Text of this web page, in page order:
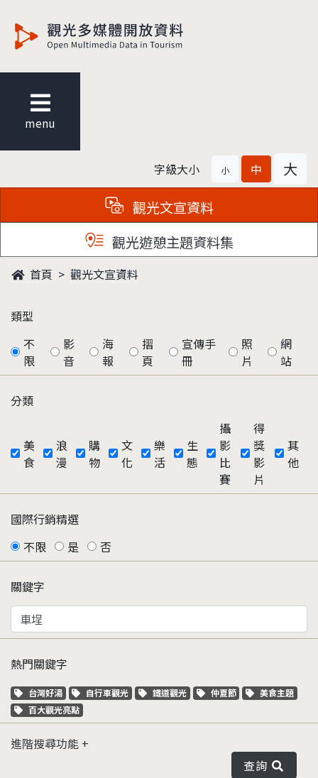
menu
字級大小 小 中 大
觀光文宣資料
觀光遊憩主題資料集
首頁 觀光文宣資料
類型
不
限
影
音
海
報
摺
頁
宣傳手
冊
照
片
網
站
分類
美
食
浪
漫
購
物
文
化
樂
活
生
態
攝
影
比
賽
得
獎
影
片
其
他
國際行銷精選
不限
是 否
關鍵字
熱門關鍵字
關鍵字標籤
台灣好湯 關鍵字標籤
自行車觀光 關鍵字標籤
鐵道觀光 關鍵字標籤
仲夏節 關鍵字標籤
美食主題
關鍵字標籤
百大觀光亮點
進階搜尋功能
查詢